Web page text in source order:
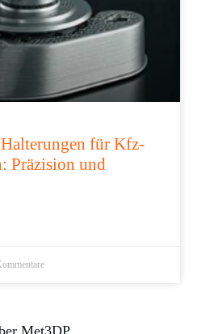
für Kfz-
Präzision und